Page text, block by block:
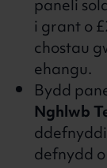
paneli
i grant o
chostau
ehangu.
Bydd
Nghlwb
defnydd